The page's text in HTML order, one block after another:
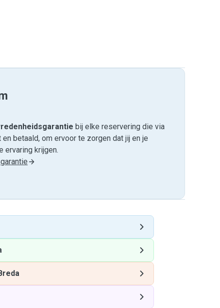
bij elke reservering die via
betaald, om ervoor te zorgen dat jij en je
ervaring krijgen.